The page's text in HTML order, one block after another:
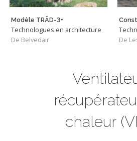
Modèle TRÄD-3+
Technologues en architecture
De Belvedair
De
chaleur